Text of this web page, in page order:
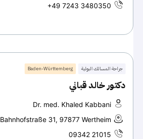
+49 7243 3480350
جراحة المسالك البولية Baden-Württemberg
دكتور خالد قباني
Dr. med. Khaled Kabbani
Bahnhofstraße 31, 97877 Wertheim
09342 21015